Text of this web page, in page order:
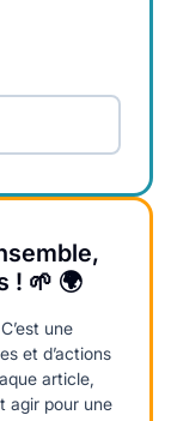
! 🌱 🌍
une
et d’actions
article,
agir pour une